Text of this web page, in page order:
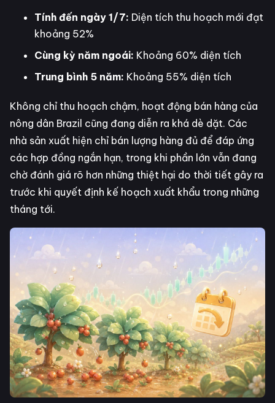
Tính đến ngày 1/7: Diện tích thu hoạch mới đạt
khoảng 52%
Cùng kỳ năm ngoái: Khoảng 60% diện tích
Trung bình 5 năm: Khoảng 55% diện tích
Không chỉ thu hoạch chậm, hoạt động bán hàng của
nông dân Brazil cũng đang diễn ra khá dè dặt. Các
nhà sản xuất hiện chỉ bán lượng hàng đủ để đáp ứng
các hợp đồng ngắn hạn, trong khi phần lớn vẫn đang
chờ đánh giá rõ hơn những thiệt hại do thời tiết gây ra
trước khi quyết định kế hoạch xuất khẩu trong những
tháng tới.